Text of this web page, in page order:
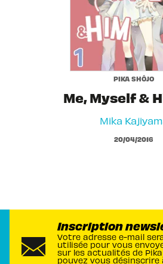
PIKA SHÔJO
Me, Myself &
Mika
20/04/2016
Inscription
Votre adresse e-mail
utilisée pour vous
sur les actualités de
pouvez vous